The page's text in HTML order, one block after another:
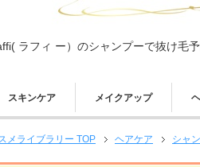
ラフィ ー）のシャンプーで抜け毛
スキンケア メイクアップ
メライブラリー TOP ヘアケア シャ